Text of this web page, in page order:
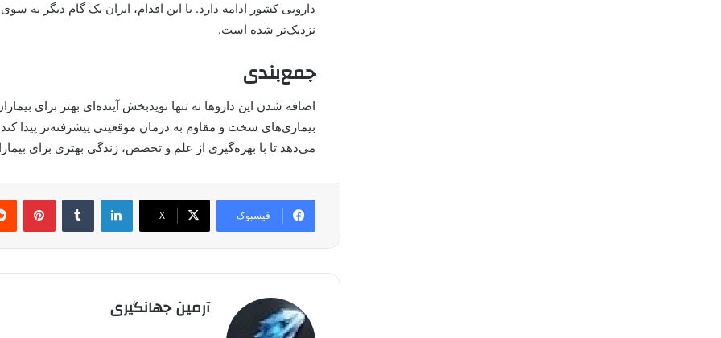
دارویی کشور ادامه دارد. با این اقدام، ایران یک گام دیگر به
نزدیک‌تر شده است.
جمع‌بندی
اضافه شدن این داروها نه تنها نویدبخش آینده‌ای بهتر برای
بیماری‌های سخت و مقاوم به درمان موقعیتی پیشرفته‌تر پیدا
می‌دهد تا با بهره‌گیری از علم و تخصص، زندگی بهتری برای
فیسبوک X
لینکدین ‫تامبلر
آرمین جهانگیری